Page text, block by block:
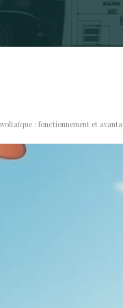
: fonctionnement et